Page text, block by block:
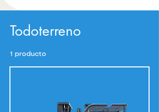
Todoterreno
1 producto